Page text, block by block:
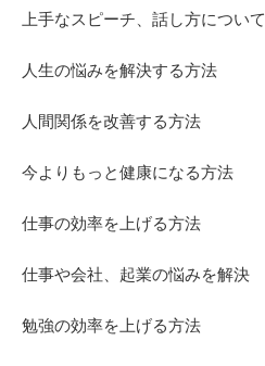
上手なスピーチ、話し方について
人生の悩みを解決する方法
人間関係を改善する方法
今よりもっと健康になる方法
仕事の効率を上げる方法
仕事や会社、起業の悩みを解決
勉強の効率を上げる方法